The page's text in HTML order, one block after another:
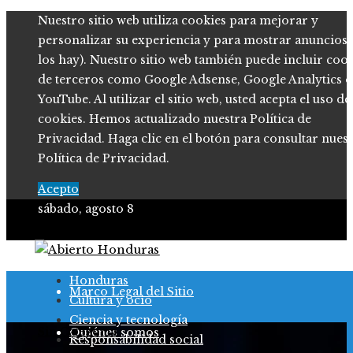
Nuestro sitio web utiliza cookies para mejorar y
personalizar su experiencia y para mostrar anuncios
los hay). Nuestro sitio web también puede incluir
de terceros como Google Adsense, Google Analytics o
YouTube. Al utilizar el sitio web, usted acepta el uso de
cookies. Hemos actualizado nuestra Política de
Privacidad. Haga clic en el botón para consultar
Política de Privacidad.
Acepto
sábado, agosto 8
Política de Privacidad
Marco Legal del Sitio
Quiénes somos
Honduras
Cultura y ocio
Ciencia y tecnología
Responsabilidad social
Sin Categoria